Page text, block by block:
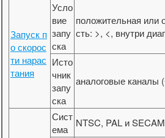
Запуск п
о скорос
ти нарас
тания
Усло
вие
запу
ска
положительная или
сть: >, <, внутри
Исто
чник
запу
ска
аналоговые каналы
Сист
ема
NTSC, PAL и SECAM